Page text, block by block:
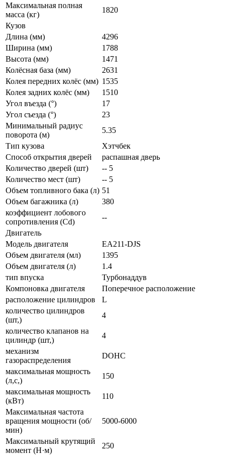
Максимальная полная
масса (кг)
1820
Кузов
Длина (мм)
4296
Ширина (мм)
1788
Высота (мм)
1471
Колёсная база (мм)
2631
Колея передних колёс (мм) 1535
Колея задних колёс (мм)
1510
Угол въезда (°)
17
Угол съезда (°)
23
Минимальный радиус
поворота (м)
5.35
Тип кузова
Хэтчбек
Способ открытия дверей
распашная дверь
Количество дверей (шт)
-- 5
Количество мест (шт)
-- 5
Объем топливного бака (л) 51
Объем багажника (л)
380
коэффициент лобового
сопротивления (Cd)
--
Двигатель
Модель двигателя
EA211-DJS
Объем двигателя (мл)
1395
Объем двигателя (л)
1.4
тип впуска
Турбонаддув
Компоновка двигателя
Поперечное расположение
расположение цилиндров
L
количество цилиндров
(шт,)
4
количество клапанов на
цилиндр (шт,)
4
механизм
газораспределения
DOHC
максимальная мощность
(л,с,)
150
максимальная мощность
(кВт)
110
Максимальная частота
вращения мощности (об/
мин)
5000-6000
Максимальный крутящий
момент (Н·м)
250